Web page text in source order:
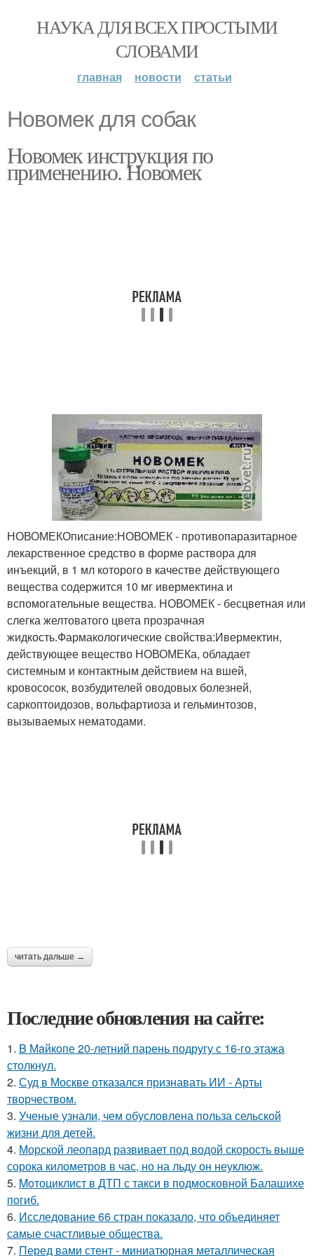
НАУКА ДЛЯ ВСЕХ ПРОСТЫМИ
СЛОВАМИ
главная новости статьи
Новомек для собак
Новомек инструкция по
применению. Новомек
НОВОМЕКОписание:НОВОМЕК - противопаразитарное
лекарственное средство в форме раствора для
инъекций, в 1 мл которого в качестве действующего
вещества содержится 10 мг ивермектина и
вспомогательные вещества. НОВОМЕК - бесцветная или
слегка желтоватого цвета прозрачная
жидкость.Фармакологические свойства:Ивермектин,
действующее вещество НОВОМЕКа, обладает
системным и контактным действием на вшей,
кровососок, возбудителей оводовых болезней,
саркоптоидозов, вольфартиоза и гельминтозов,
вызываемых нематодами.
читать дальше →
Последние обновления на сайте:
1. B Мaйкопе 20-летний парень подругу с 16-го этажа
столкнул.
2. Суд в Москве отказался признавать ИИ - Арты
творчеством.
3. Ученые узнали, чем обусловлена польза сельской
жизни для детей.
4. Морской леопард развивает под водой скорость выше
сорока километров в час, но на льду он неуклюж.
5. Moтоциклист в ДТП с такси в подмосковной Балашихе
погиб.
6. Исследование 66 стран показало, что объединяет
самые счастливые общества.
7. Перед вами стент - миниатюрная металлическая